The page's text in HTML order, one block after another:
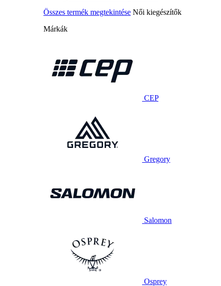
Összes termék megtekintése Női kiegészítők
Márkák
CEP
Gregory
Salomon
Osprey